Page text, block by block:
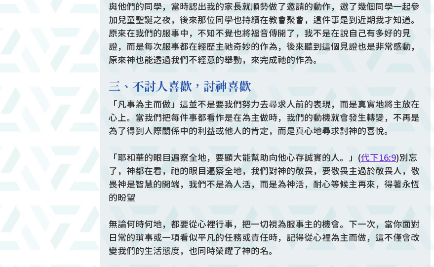
與他們的同學，當時認出我的家長就順勢做了邀請的動作，邀了幾個同學一起參
加兒童聖誕之夜，後來那位同學也持續在教會聚會，這件事是到近期我才知道。
原來在我們的服事中，不知不覺也將福音傳開了，我不是在說自己有多好的見
證，而是每次服事都在經歷主祂奇妙的作為，後來聽到這個見證也是非常感動，
原來神也能透過我們不經意的舉動，來完成祂的作為。
三、不討人喜歡，討神喜歡
「凡事為主而做」這並不是要我們努力去尋求人前的表現，而是真實地將主放在
心上。當我們把每件事都看作是在為主做時，我們的動機就會發生轉變，不再是
為了得到人際關係中的利益或他人的肯定，而是真心地尋求討神的喜悅。
「耶和華的眼目遍察全地，要顯大能幫助向他心存誠實的人。」(代下16:9)別忘
了，神都在看，祂的眼目遍察全地，我們對神的敬畏，要敬畏主過於敬畏人，敬
畏神是智慧的開端，我們不是為人活，而是為神活，耐心等候主再來，得著永恆
的盼望
無論何時何地，都要從心裡行事，把一切視為服事主的機會。下一次，當你面對
日常的瑣事或一項看似平凡的任務或責任時，記得從心裡為主而做，這不僅會改
變我們的生活態度，也同時榮耀了神的名。